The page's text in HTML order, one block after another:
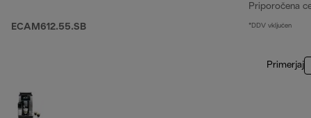
ECAM612.55.SB
Priporočena
*DDV vključen
Primerjaj